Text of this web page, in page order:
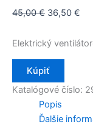
45,00€ 36,50 €
Elektrický
Kúpiť
Katalógové číslo:
Popis
Ďalšie